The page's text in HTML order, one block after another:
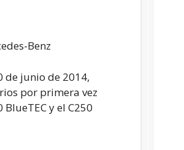
Benz
de junio de 2014,
por primera vez
y el C250